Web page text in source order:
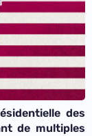
des
de multiples